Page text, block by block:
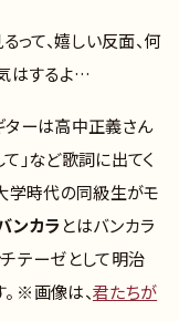
って、嬉しい反面、何
はするよ…
ターは高中正義さん
て」など歌詞に出てく
学時代の同級生がモ
ンカラとはバンカラ
テーゼとして明治
※画像は、君たちが